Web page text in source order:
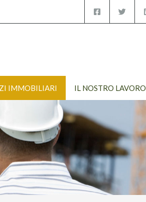
IMMOBILIARI IL NOSTRO LAVORO